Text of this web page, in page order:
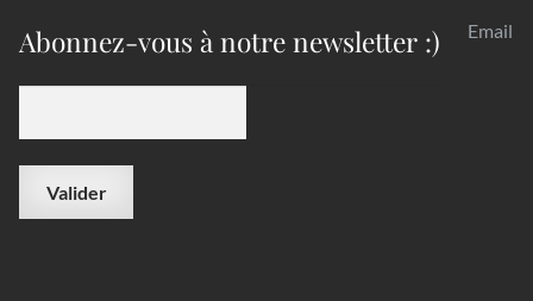
Abonnez-vous à notre newsletter :) Email